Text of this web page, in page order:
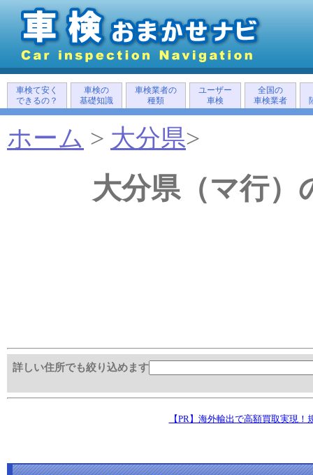
車検て安く
できるの？
車検の
基礎知識
車検業者の
種類
ユーザー
車検
全国の
車検業者
ホーム > 大分県>
大分県（マ行）
詳しい住所でも絞り込めます